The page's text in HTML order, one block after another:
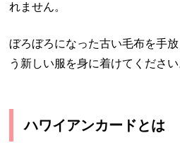
れません。
ぼろぼろになった古い毛布を手
う新しい服を身に着けてください
ハワイアンカードとは